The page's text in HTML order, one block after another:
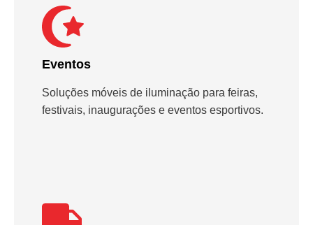
Eventos
Soluções móveis de iluminação para feiras,
festivais, inaugurações e eventos esportivos.